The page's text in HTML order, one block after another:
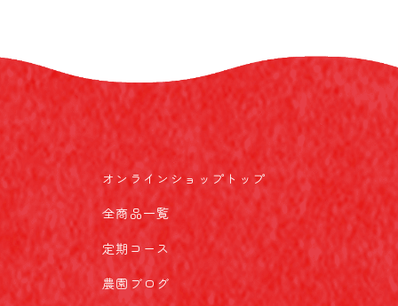
オンラインショップトップ
全商品一覧
定期コース
農園ブログ